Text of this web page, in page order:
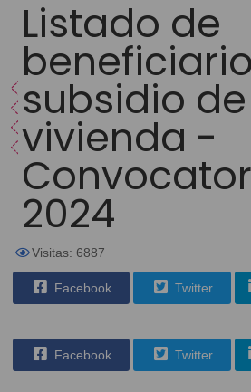
Listado de
subsidio de
vivienda -
2024
Visitas: 6887
Facebook Twitter
Facebook Twitter